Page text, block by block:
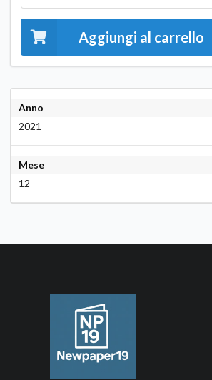
Aggiungi al carrello
Anno
2021
Mese
12